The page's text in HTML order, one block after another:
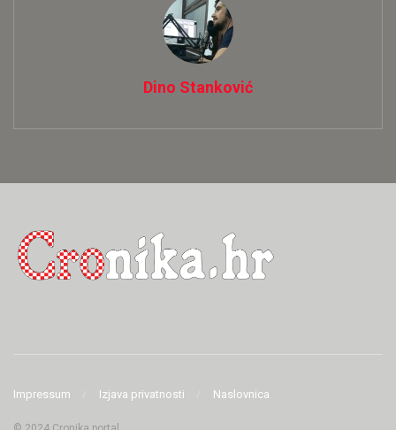
Dino Stanković
Impressum Izjava privatnosti Naslovnica